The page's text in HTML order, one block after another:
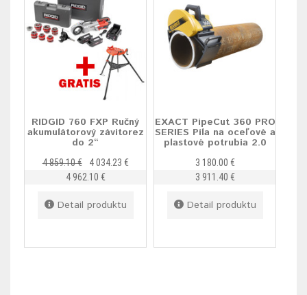
RIDGID 760 FXP Ručný
akumulátorový závitorez
do 2“
4 859.10 €
4 034.23 €
4 962.10 €
Detail produktu
EXACT PipeCut 360 PRO
SERIES Píla na oceľové a
plastové potrubia 2.0
3 180.00 €
3 911.40 €
Detail produktu